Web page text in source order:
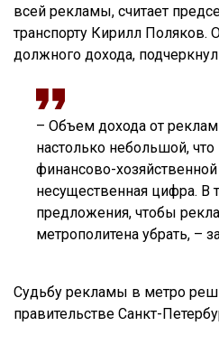
всей рекламы, считает
транспорту Кирилл Поляков.
должного дохода,
– Объем дохода от
настолько небольшой,
финансово-хозяйственной
несущественная цифра. В
предложения, чтобы
метрополитена убрать, –
Судьбу рекламы в метро
правительстве Санкт-